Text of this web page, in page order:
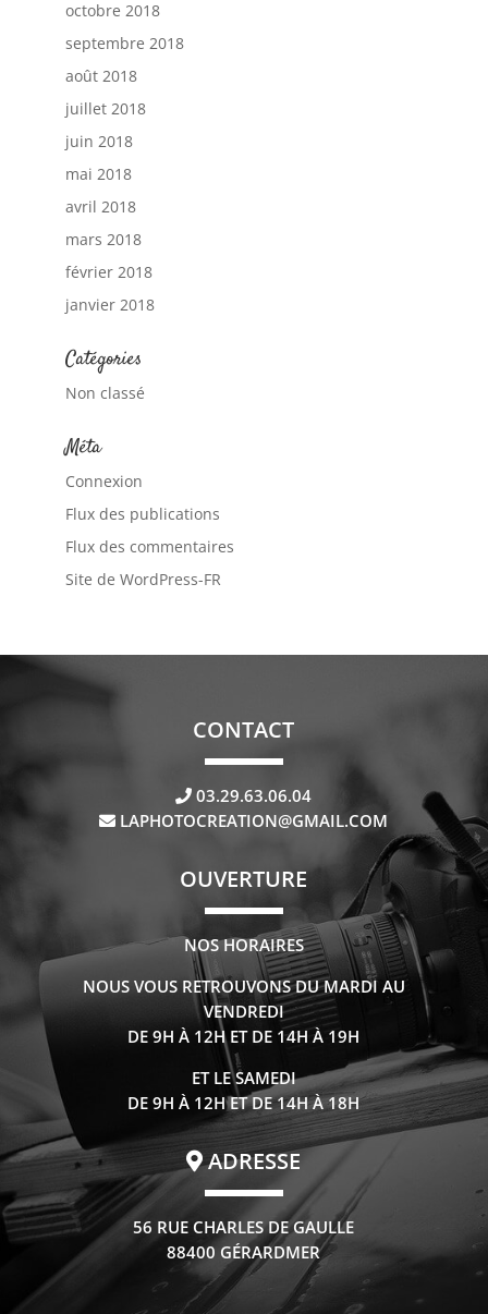
octobre 2018
septembre 2018
août 2018
juillet 2018
juin 2018
mai 2018
avril 2018
mars 2018
février 2018
janvier 2018
Catégories
Non classé
Méta
Connexion
Flux des publications
Flux des commentaires
Site de WordPress-FR
CONTACT
03.29.63.06.04
LAPHOTOCREATION@GMAIL.COM
OUVERTURE
NOS HORAIRES
NOUS VOUS RETROUVONS DU MARDI AU
VENDREDI
DE 9H À 12H ET DE 14H À 19H
ET LE SAMEDI
DE 9H À 12H ET DE 14H À 18H
ADRESSE
56 RUE CHARLES DE GAULLE
88400 GÉRARDMER